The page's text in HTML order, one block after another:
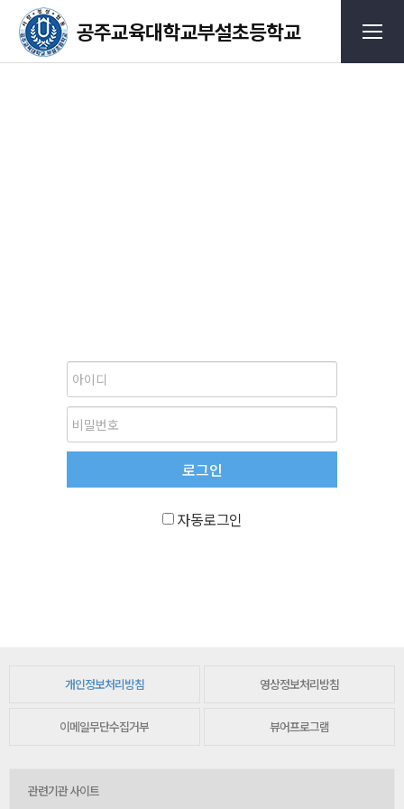
자동로그인
개인정보처리방침 영상정보처리방침
이메일무단수집거부 뷰어프로그램